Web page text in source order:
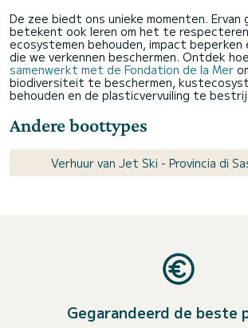
De zee biedt ons unieke momenten. Ervan
betekent ook leren om het te
ecosystemen behouden, impact beperken
die we verkennen beschermen. Ontdek hoe
samenwerkt met de Fondation de la Mer
biodiversiteit te beschermen,
behouden en de plasticvervuiling te
Andere boottypes
Verhuur van Jet Ski - Provincia di
Gegarandeerd de beste